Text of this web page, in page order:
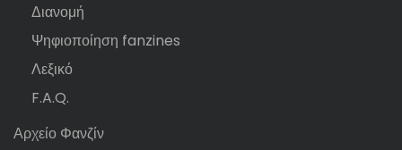
Διανομή
Ψηφιοποίηση fanzines
Λεξικό
F.A.Q.
Αρχείο Φανζίν